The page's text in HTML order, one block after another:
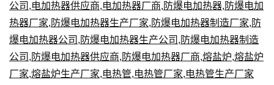
公司 ,电加热器供应商,电加热器厂商, 防爆电加热器, 防爆电加
热器厂家, 防爆电加热器生产厂家, 防爆电加热器制造厂家, 防
爆电加热器公司 , 防爆电加热器生产公司 , 防爆电加热器制造
公司 , 防爆电加热器供应商, 防爆电加热器厂商,熔盐炉,熔盐炉
厂家,熔盐炉生产厂家,电热管,电热管厂家,电热管生产厂家